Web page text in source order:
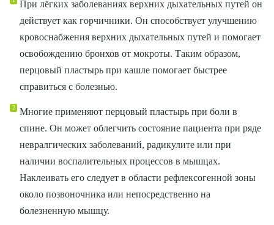
При лёгких заболеваниях верхних дыхательных путей он
действует как горчичники. Он способствует улучшению
кровоснабжения верхних дыхательных путей и помогает
освобождению бронхов от мокроты. Таким образом,
перцовый пластырь при кашле помогает быстрее
справиться с болезнью.
Многие применяют перцовый пластырь при боли в
спине. Он может облегчить состояние пациента при ряде
невралгических заболеваний, радикулите или при
наличии воспалительных процессов в мышцах.
Наклеивать его следует в области рефлексогенной зоны
около позвоночника или непосредственно на
болезненную мышцу.